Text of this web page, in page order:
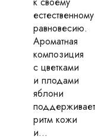
естественному
равновесию.
Ароматная
композиция
с цветками
и плодами
яблони
поддерживает
ритм кожи
и...